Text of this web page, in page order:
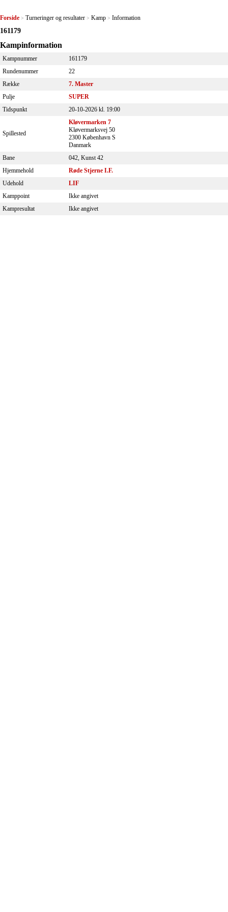
Forside > Turneringer og resultater > Kamp > Information
161179
Kampinformation
Kampnummer
161179
Rundenummer
22
Række
7. Master
Pulje
SUPER
Tidspunkt
20-10-2026 kl. 19:00
Spillested
Kløvermarken 7
Kløvermarksvej 50
2300 København S
Danmark
Bane
042, Kunst 42
Hjemmehold
Røde Stjerne I.F.
Udehold
LIF
Kamppoint
Ikke angivet
Kampresultat
Ikke angivet